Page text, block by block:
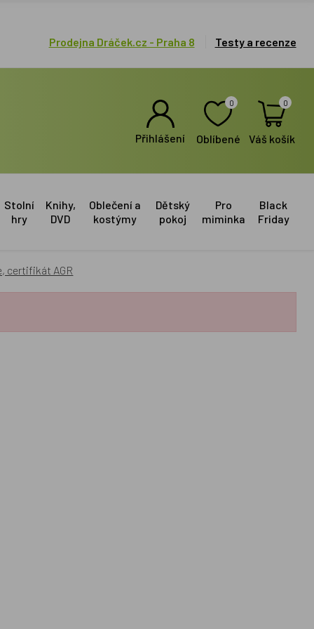
Prodejna Dráček.cz - Praha 8 Testy a recenze
Přihlášení
0
Oblíbené
0
Váš košík
Stolní
hry
Knihy,
DVD
Oblečení a
kostýmy
Dětský
pokoj
Pro
miminka
Black
Friday
certifikát AGR